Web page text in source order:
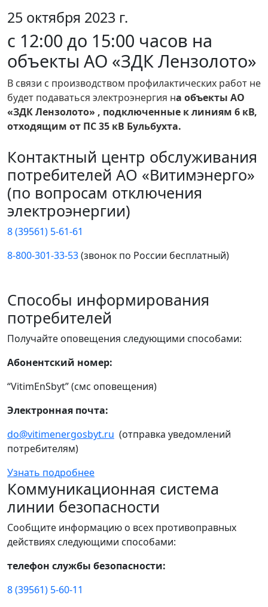
25 октября 2023 г.
с 12:00 до 15:00 часов на
объекты АО «ЗДК Лензолото»
В связи с производством профилактических работ не
будет подаваться электроэнергия на объекты АО
«ЗДК Лензолото» , подключенные к линиям 6 кВ,
отходящим от ПС 35 кВ Бульбухта.
Контактный центр обслуживания
потребителей АО «Витимэнерго»
(по вопросам отключения
электроэнергии)
8 (39561) 5-61-61
8-800-301-33-53(звонок по России бесплатный)
Способы информирования
потребителей
Получайте оповещения следующими способами:
Абонентский номер:
“VitimEnSbyt” (смс оповещения)
Электронная почта:
do@vitimenergosbyt.ru (отправка уведомлений
потребителям)
Узнать подробнее
Коммуникационная система
линии безопасности
Сообщите информацию о всех противоправных
действиях следующими способами:
телефон службы безопасности:
8 (39561) 5-60-11